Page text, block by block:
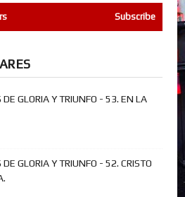
Subscribe
DE GLORIA Y TRIUNFO - 53. EN LA
DE GLORIA Y TRIUNFO - 52. CRISTO